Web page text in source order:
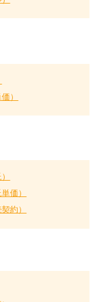
）
価）
約）